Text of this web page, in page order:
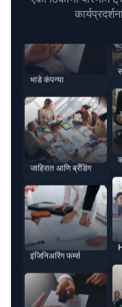
जाहिरात आणि ब्रँडिंग
इंजिनिअरिंग फर्म्स
भाडे कंपन्या